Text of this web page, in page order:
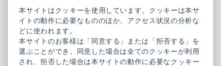
本サイトはクッキーを使用しています。クッキーは本サ
イトの動作に必要なもののほか、アクセス状況の分析な
どに使われます。
本サイトのお客様は「同意する」または「拒否する」を
選ぶことができ、同意した場合は全てのクッキーが利用
され、拒否した場合は本サイトの動作に必要なクッキー